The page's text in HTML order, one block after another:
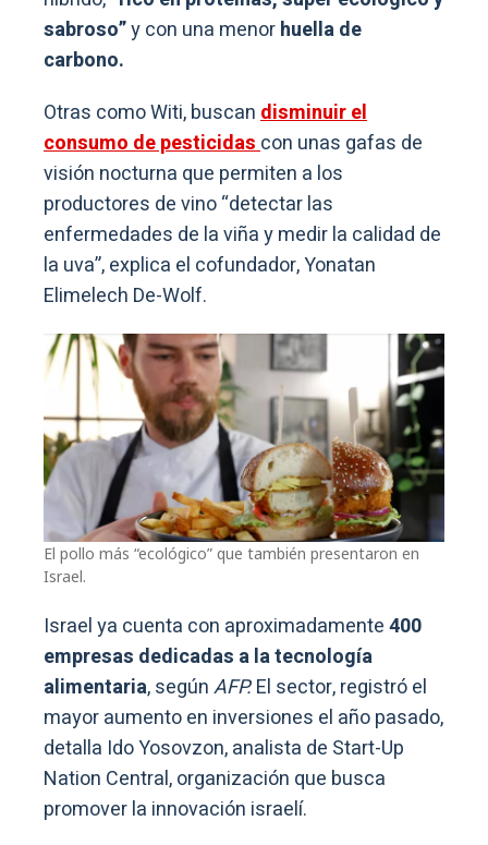
sabroso”y con una menorhuella de
carbono.
Otras como Witi, buscandisminuir el
consumo de pesticidascon unas gafas de
visión nocturna que permiten a los
productores de vino “detectar las
enfermedades de la viña y medir la calidad de
la uva”, explica el cofundador, Yonatan
Elimelech De-Wolf.
El pollo más “ecológico” que también presentaron en
Israel.
Israel ya cuenta con aproximadamente400
empresas dedicadas a la tecnología
alimentaria, segúnAFP.El sector, registró el
mayor aumento en inversiones el año pasado,
detalla Ido Yosovzon, analista de Start-Up
Nation Central, organización que busca
promover la innovación israelí.